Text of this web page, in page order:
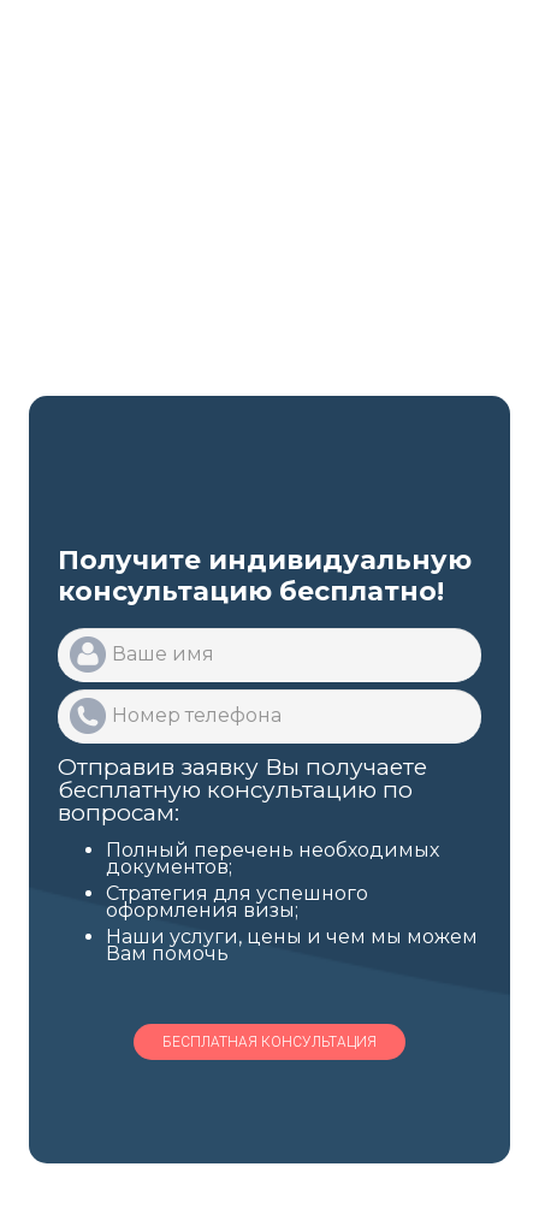
Получите индивидуальную
консультацию бесплатно!
Отправив заявку Вы получаете
бесплатную консультацию по
вопросам:
Полный перечень необходимых
документов;
Стратегия для успешного
оформления визы;
Наши услуги, цены и чем мы можем
Вам помочь